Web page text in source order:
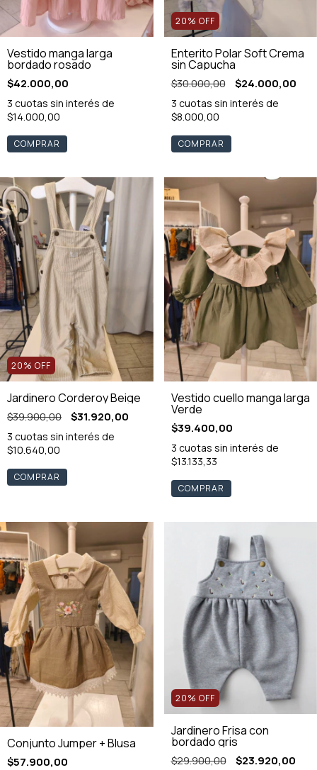
Vestido manga larga
bordado rosado
$42.000,00
3 cuotas sin interés de
$14.000,00
COMPRAR
20% OFF
Enterito Polar Soft Crema
sin Capucha
$30.000,00 $24.000,00
3 cuotas sin interés de
$8.000,00
COMPRAR
20% OFF
Jardinero Corderoy Beige
$39.900,00 $31.920,00
3 cuotas sin interés de
$10.640,00
COMPRAR
Vestido cuello manga larga
Verde
$39.400,00
3 cuotas sin interés de
$13.133,33
COMPRAR
Conjunto Jumper + Blusa
$57.900,00
20% OFF
Jardinero Frisa con
bordado gris
$29.900,00 $23.920,00